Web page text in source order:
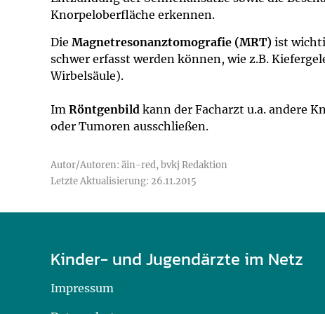
Knorpeloberfläche erkennen.
Die Magnetresonanztomografie (MRT) ist
schwer erfasst werden können, wie z.B.
Wirbelsäule).
Im Röntgenbild kann der Facharzt u.a. andere
oder Tumoren ausschließen.
Autor/Autoren: äin-red, bvkj Redaktion
Letzte Aktualisierung: 26.11.2015
Kinder- und Jugendärzte im Netz
Impressum